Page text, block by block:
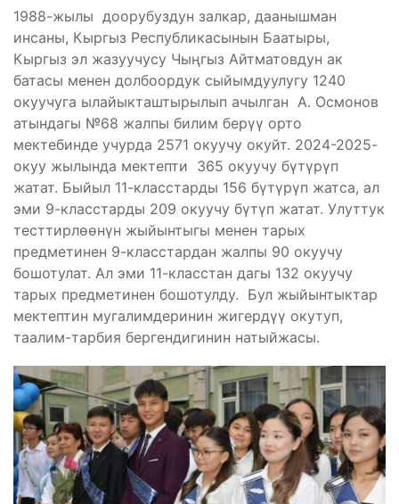
1988-жылы доорубуздун залкар, даанышман
инсаны, Кыргыз Республикасынын Баатыры,
Кыргыз эл жазуучусу Чыңгыз Айтматовдун ак
батасы менен долбоордук сыйымдуулугу 1240
окуучуга ылайыкташтырылып ачылган А. Осмонов
атындагы №68 жалпы билим берүү орто
мектебинде учурда 2571 окуучу окуйт. 2024-2025-
окуу жылында мектепти 365 окуучу бүтүрүп
жатат. Быйыл 11-класстарды 156 бүтүрүп жатса, ал
эми 9-класстарды 209 окуучу бүтүп жатат. Улуттук
тесттирлөөнүн жыйынтыгы менен тарых
предметинен 9-класстардан жалпы 90 окуучу
бошотулат. Ал эми 11-класстан дагы 132 окуучу
тарых предметинен бошотулду. Бул жыйынтыктар
мектептин мугалимдеринин жигердүү окутуп,
таалим-тарбия бергендигинин натыйжасы.